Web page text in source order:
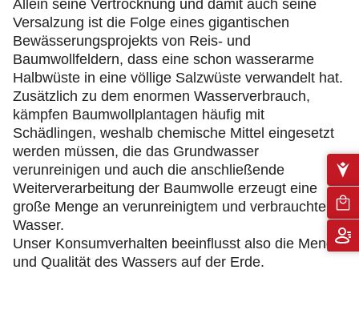
Allein seine Vertrocknung und damit auch seine
Versalzung ist die Folge eines gigantischen
Bewässerungsprojekts von Reis- und
Baumwollfeldern, dass eine schon wasserarme
Halbwüste in eine völlige Salzwüste verwandelt hat.
Zusätzlich zu dem enormen Wasserverbrauch,
kämpfen Baumwollplantagen häufig mit
Schädlingen, weshalb chemische Mittel eingesetzt
werden müssen, die das Grundwasser
verunreinigen und auch die anschließende
Weiterverarbeitung der Baumwolle erzeugt eine
große Menge an verunreinigtem und verbrauchtem
Wasser.
Unser Konsumverhalten beeinflusst also die Menge
und Qualität des Wassers auf der Erde.